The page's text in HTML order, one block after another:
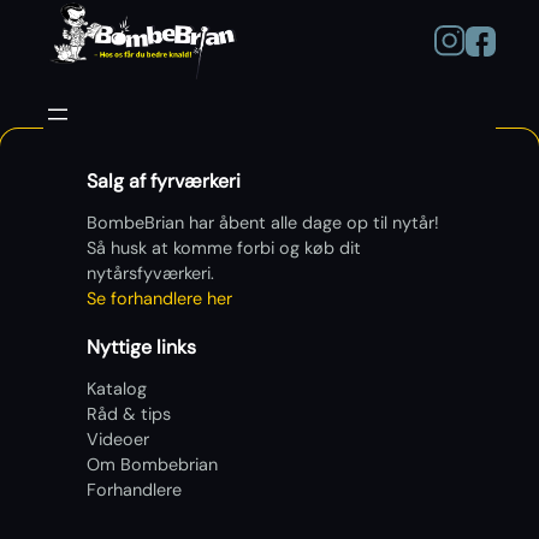
Salg af fyrværkeri
BombeBrian har åbent alle dage op til nytår!
Så husk at komme forbi og køb dit
nytårsfyværkeri.
Se forhandlere her
Nyttige links
Katalog
Råd & tips
Videoer
Om Bombebrian
Forhandlere